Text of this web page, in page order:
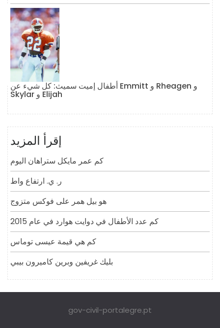
أطفال إميت سميث: كل شيء عن Emmitt و Rheagen و
Skylar و Elijah
إقرأ المزيد
كم عمر مايكل ستراهان اليوم
ر. ي. ارتفاع واط
هو بيل همر على فوكس متزوج
كم عدد الأطفال في دوايت هوارد في عام 2015
كم هي قيمة عيسى توماس
بليك غريفين وبرين كاميرون بيبي
gov-civil-portalegre.pt